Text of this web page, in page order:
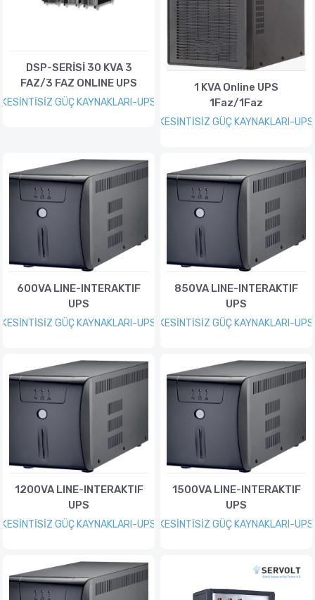
DSP-SERİSİ 30 KVA 3
FAZ/3 FAZ ONLINE UPS
KESİNTİSİZ GÜÇ KAYNAKLARI-UPS
1 KVA Online UPS
1Faz/1Faz
KESİNTİSİZ GÜÇ KAYNAKLARI-UPS
600VA LINE-INTERAKTIF
UPS
KESİNTİSİZ GÜÇ KAYNAKLARI-UPS
850VA LINE-INTERAKTIF
UPS
KESİNTİSİZ GÜÇ KAYNAKLARI-UPS
1200VA LINE-INTERAKTIF
UPS
KESİNTİSİZ GÜÇ KAYNAKLARI-UPS
1500VA LINE-INTERAKTIF
UPS
KESİNTİSİZ GÜÇ KAYNAKLARI-UPS